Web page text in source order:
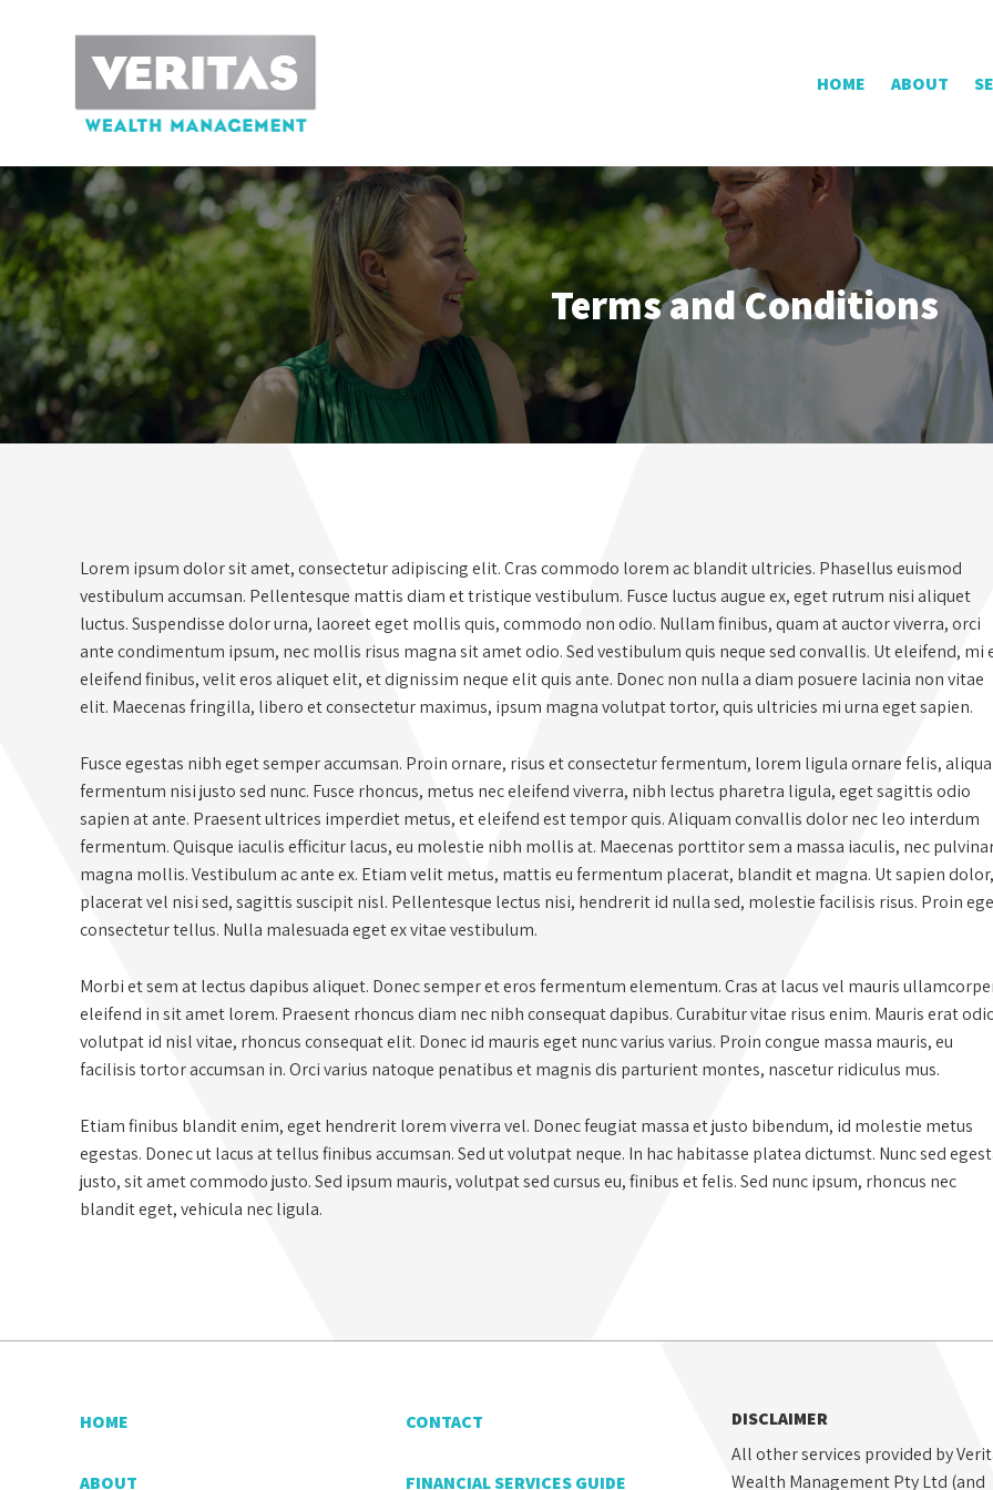
HOME ABOUT
Terms and Conditions
Lorem ipsum dolor sit amet, consectetur adipiscing elit. Cras commodo lorem ac blandit ultricies. Phasellus euismod
vestibulum accumsan. Pellentesque mattis diam et tristique vestibulum. Fusce luctus augue ex, eget rutrum nisi aliquet
luctus. Suspendisse dolor urna, laoreet eget mollis quis, commodo non odio. Nullam finibus, quam at auctor viverra, orci
ante condimentum ipsum, nec mollis risus magna sit amet odio. Sed vestibulum quis neque sed convallis. Ut eleifend, mi
eleifend finibus, velit eros aliquet elit, et dignissim neque elit quis ante. Donec non nulla a diam posuere lacinia non vitae
elit. Maecenas fringilla, libero et consectetur maximus, ipsum magna volutpat tortor, quis ultricies mi urna eget sapien.
Fusce egestas nibh eget semper accumsan. Proin ornare, risus et consectetur fermentum, lorem ligula ornare felis,
fermentum nisi justo sed nunc. Fusce rhoncus, metus nec eleifend viverra, nibh lectus pharetra ligula, eget sagittis odio
sapien at ante. Praesent ultrices imperdiet metus, et eleifend est tempor quis. Aliquam convallis dolor nec leo interdum
fermentum. Quisque iaculis efficitur lacus, eu molestie nibh mollis at. Maecenas porttitor sem a massa iaculis, nec
magna mollis. Vestibulum ac ante ex. Etiam velit metus, mattis eu fermentum placerat, blandit et magna. Ut sapien dolor,
placerat vel nisi sed, sagittis suscipit nisl. Pellentesque lectus nisi, hendrerit id nulla sed, molestie facilisis risus. Proin
consectetur tellus. Nulla malesuada eget ex vitae vestibulum.
Morbi et sem at lectus dapibus aliquet. Donec semper et eros fermentum elementum. Cras at lacus vel mauris
eleifend in sit amet lorem. Praesent rhoncus diam nec nibh consequat dapibus. Curabitur vitae risus enim. Mauris erat
volutpat id nisl vitae, rhoncus consequat elit. Donec id mauris eget nunc varius varius. Proin congue massa mauris, eu
facilisis tortor accumsan in. Orci varius natoque penatibus et magnis dis parturient montes, nascetur ridiculus mus.
Etiam finibus blandit enim, eget hendrerit lorem viverra vel. Donec feugiat massa et justo bibendum, id molestie metus
egestas. Donec ut lacus at tellus finibus accumsan. Sed ut volutpat neque. In hac habitasse platea dictumst. Nunc sed
justo, sit amet commodo justo. Sed ipsum mauris, volutpat sed cursus eu, finibus et felis. Sed nunc ipsum, rhoncus nec
blandit eget, vehicula nec ligula.
HOME
ABOUT
CONTACT
FINANCIAL SERVICES GUIDE
DISCLAIMER
All other services provided by
Wealth Management Pty Ltd (and